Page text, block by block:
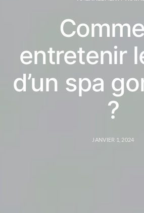
entretenir
d’un spa
?
JANVIER 1, 2024